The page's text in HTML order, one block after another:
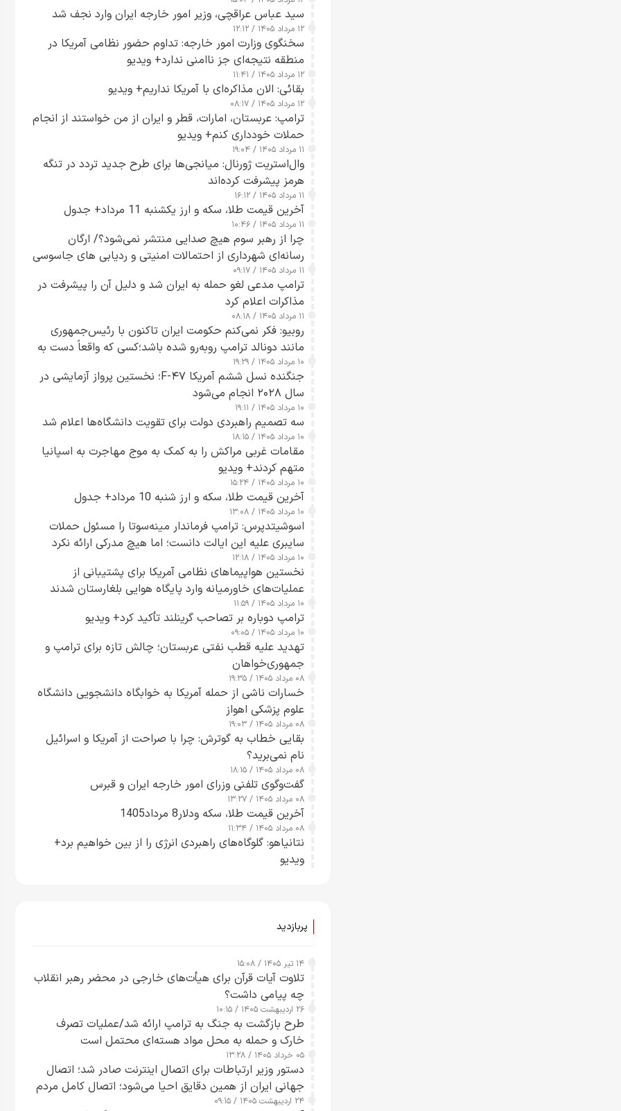
سید عباس عراقچی، وزیر امور خارجه ایران وارد نجف شد
۱۲ مرداد ۱۴۰۵ / ۱۲:۱۲
سخنگوی وزارت امور خارجه: تداوم حضور نظامی آمریکا در
منطقه نتیجه‌ای جز ناامنی ندارد+ ویدیو
۱۲ مرداد ۱۴۰۵ / ۱۱:۴۱
بقائی: الان مذاکره‌ای با آمریکا نداریم+ ویدیو
۱۲ مرداد ۱۴۰۵ / ۰۸:۱۷
ترامپ: عربستان، امارات، قطر و ایران از من خواستند از انجام
حملات خودداری کنم+ ویدیو
۱۱ مرداد ۱۴۰۵ / ۱۹:۰۴
وال‌استریت ژورنال: میانجی‌ها برای طرح جدید تردد در تنگه
هرمز پیشرفت کرده‌اند
۱۱ مرداد ۱۴۰۵ / ۱۶:۱۲
آخرین قیمت طلا، سکه و ارز یکشنبه 11 مرداد+ جدول
۱۱ مرداد ۱۴۰۵ / ۱۰:۴۶
چرا از رهبر سوم هیچ صدایی منتشر نمی‌شود؟/ ارگان
رسانه‌ای شهرداری از احتمالات امنیتی و ردیابی های جاسوسی
گفت
۱۱ مرداد ۱۴۰۵ / ۰۹:۱۷
ترامپ مدعی لغو حمله به ایران شد و دلیل آن را پیشرفت در
مذاکرات اعلام کرد
۱۱ مرداد ۱۴۰۵ / ۰۸:۱۸
روبیو: فکر نمی‌کنم حکومت ایران تاکنون با رئیس‌جمهوری
مانند دونالد ترامپ روبه‌رو شده باشد؛کسی که واقعاً دست به
اقدام می‌زند
۱۰ مرداد ۱۴۰۵ / ۱۹:۲۹
جنگنده نسل ششم آمریکا F-۴۷؛ نخستین پرواز آزمایشی در
سال ۲۰۲۸ انجام می‌شود
۱۰ مرداد ۱۴۰۵ / ۱۹:۱۱
سه تصمیم راهبردی دولت برای تقویت دانشگاه‌ها اعلام شد
۱۰ مرداد ۱۴۰۵ / ۱۸:۱۵
مقامات غربی مراکش را به کمک به موج مهاجرت به اسپانیا
متهم کردند+ ویدیو
۱۰ مرداد ۱۴۰۵ / ۱۵:۲۴
آخرین قیمت طلا، سکه و ارز شنبه 10 مرداد+ جدول
۱۰ مرداد ۱۴۰۵ / ۱۳:۰۸
اسوشیتدپرس: ترامپ فرماندار مینه‌سوتا را مسئول حملات
سایبری علیه این ایالت دانست؛ اما هیچ مدرکی ارائه نکرد
۱۰ مرداد ۱۴۰۵ / ۱۲:۱۸
نخستین هواپیماهای نظامی آمریکا برای پشتیبانی از
عملیات‌های خاورمیانه وارد پایگاه هوایی بلغارستان شدند
۱۰ مرداد ۱۴۰۵ / ۱۱:۵۹
ترامپ دوباره بر تصاحب گرینلند تأکید کرد+ ویدیو
۱۰ مرداد ۱۴۰۵ / ۰۹:۰۵
تهدید علیه قطب نفتی عربستان؛ چالش تازه برای ترامپ و
جمهوری‌خواهان
۰۸ مرداد ۱۴۰۵ / ۱۹:۳۵
خسارات ناشی از حمله آمریکا به خوابگاه دانشجویی دانشگاه
علوم پزشکی اهواز
۰۸ مرداد ۱۴۰۵ / ۱۹:۰۳
بقایی خطاب به گوترش: چرا با صراحت از آمریکا و اسرائیل
نام نمی‌برید؟
۰۸ مرداد ۱۴۰۵ / ۱۸:۱۵
گفت‌وگوی تلفنی وزرای امور خارجه ایران و قبرس
۰۸ مرداد ۱۴۰۵ / ۱۳:۲۷
آخرین قیمت طلا، سکه ودلار8 مرداد1405
۰۸ مرداد ۱۴۰۵ / ۱۱:۳۴
نتانیاهو: گلوگاه‌های راهبردی انرژی را از بین خواهیم برد+
ویدیو
پربازدید
۱۴ تیر ۱۴۰۵ / ۱۵:۰۸
تلاوت آیات قرآن برای هیأت‌های خارجی در محضر رهبر انقلاب
چه پیامی داشت؟
۲۶ اردیبهشت ۱۴۰۵ / ۱۰:۱۵
طرح‌ بازگشت به جنگ به ترامپ ارائه شد/عملیات تصرف
خارک و حمله به محل مواد هسته‌ای محتمل است
۰۵ خرداد ۱۴۰۵ / ۱۳:۲۸
دستور وزیر ارتباطات برای اتصال اینترنت صادر شد؛ اتصال
جهانی ایران از همین دقایق احیا می‌شود؛ اتصال کامل مردم
تا ۲۴ ساعت آینده
۲۴ اردیبهشت ۱۴۰۵ / ۰۹:۱۵